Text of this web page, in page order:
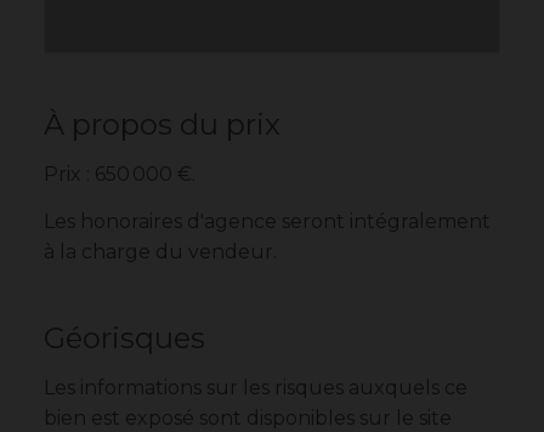
À propos du prix
Prix : 650 000 €.
Les honoraires d'agence seront intégralement
à la charge du vendeur.
Géorisques
Les informations sur les risques auxquels ce
bien est exposé sont disponibles sur le site